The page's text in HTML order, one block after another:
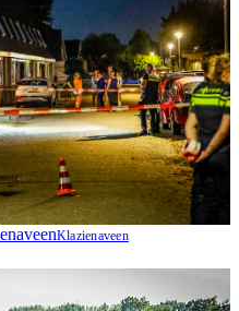
Klazienaveen